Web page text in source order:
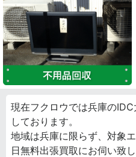
現在フクロウでは兵庫の
しております。
地域は兵庫に限らず、対象
日無料出張買取にお伺い致し